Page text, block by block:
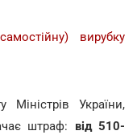
вирубку
Міністрів України,
штраф: від 510-